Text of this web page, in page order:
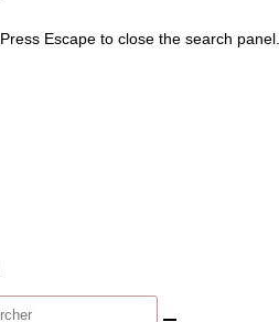
Press Escape to close the search panel.